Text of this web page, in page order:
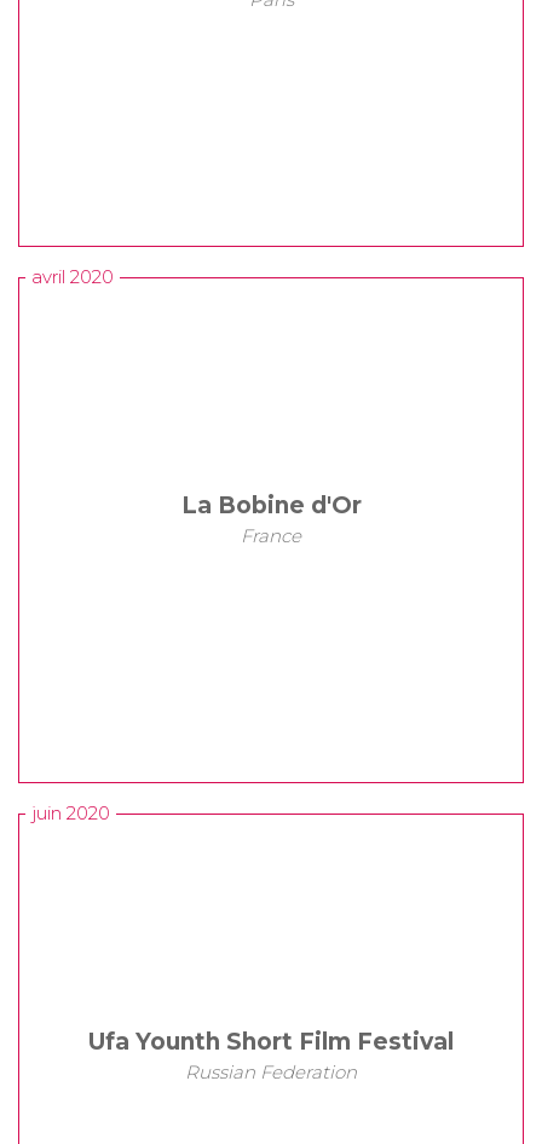
avril 2020
La Bobine d'Or
France
juin 2020
Ufa Younth Short Film Festival
Russian Federation